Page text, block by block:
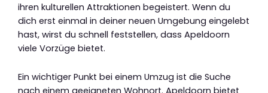
ihren kulturellen Attraktionen begeistert. Wenn du
dich erst einmal in deiner neuen Umgebung eingelebt
hast, wirst du schnell feststellen, dass Apeldoorn
viele Vorzüge bietet.
Ein wichtiger Punkt bei einem Umzug ist die Suche